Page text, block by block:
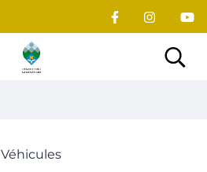
Site officiel du village
Véhicules